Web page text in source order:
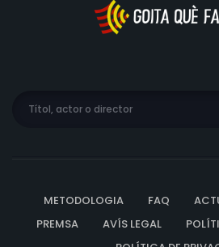
METODOLOGIA FAQ
PREMSA
AVÍS LEGAL